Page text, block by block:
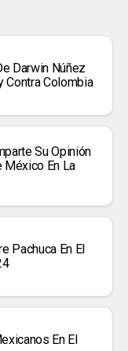
Darwin Núñez
Contra Colombia
Su Opinión
México En La
Pachuca En El
En El